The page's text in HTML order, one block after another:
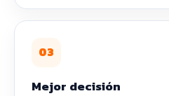
03
Mejor decisión